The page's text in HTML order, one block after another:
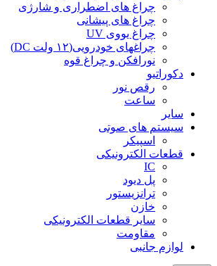
چراغ های اضطراری و شارژی
چراغ های پیشانی
چراغ یووی UV
چراغهای خودرویی(۱۲ ولت DC)
نورافکن و چراغ قوه
دکوراتیو
رقص نور
ساعت
سایر
سیستم های صوتی
اسپیکر
قطعات الکترونیکی
IC
پل دیود
ترانزیستور
خازن
سایر قطعات الکترونیکی
مقاومت
لوازم جانبی